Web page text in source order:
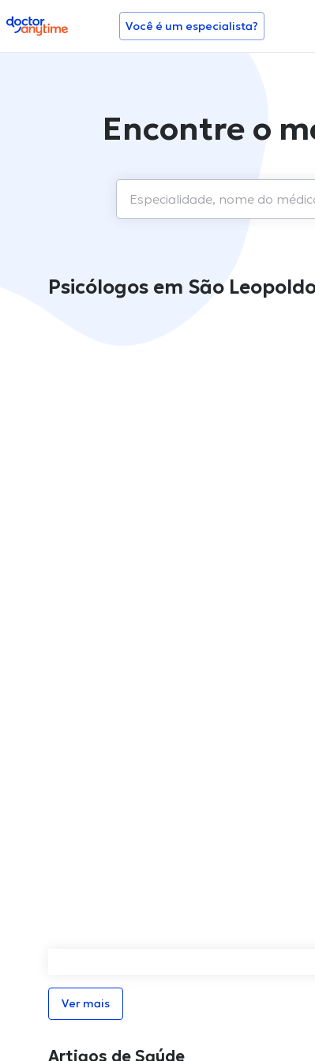
doctoranytime Você é um especialista?
Encontre o
Psicólogos em São
Ver mais
Artigos de Saúde